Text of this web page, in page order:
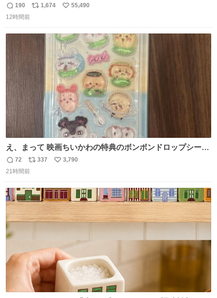
あるため）
返
信
190
リ
1,674
い
数
55,490
12時間前
え、まって 映画ちいかわの特典のボンボンドロップシール
返
信
72
リ
ポ
ト
数
337
い
数
3,790
21時間前